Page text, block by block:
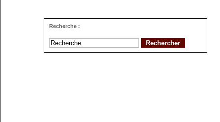
Recherche :